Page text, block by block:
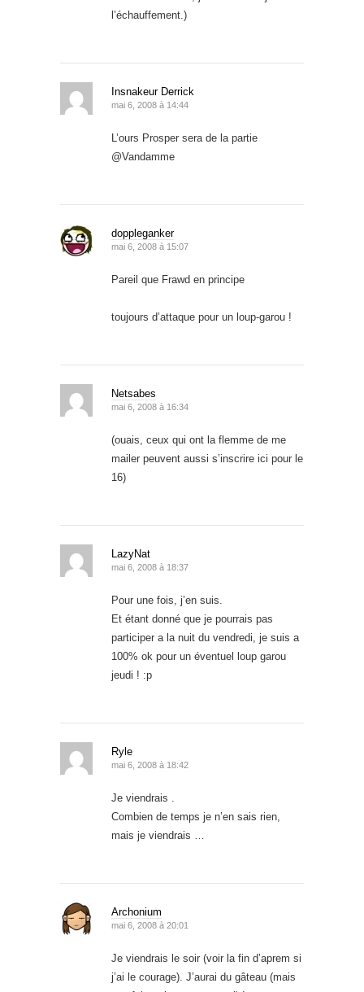
l’échauffement.)
Insnakeur Derrick
mai 6, 2008 à 14:44
L’ours Prosper sera de la partie
@Vandamme
doppleganker
mai 6, 2008 à 15:07
Pareil que Frawd en principe
toujours d’attaque pour un loup-garou !
Netsabes
mai 6, 2008 à 16:34
(ouais, ceux qui ont la flemme de me
mailer peuvent aussi s’inscrire ici pour le
16)
LazyNat
mai 6, 2008 à 18:37
Pour une fois, j’en suis.
Et étant donné que je pourrais pas
participer a la nuit du vendredi, je suis a
100% ok pour un éventuel loup garou
jeudi ! :p
Ryle
mai 6, 2008 à 18:42
Je viendrais .
Combien de temps je n’en sais rien,
mais je viendrais …
Archonium
mai 6, 2008 à 20:01
Je viendrais le soir (voir la fin d’aprem si
j’ai le courage). J’aurai du gâteau (mais